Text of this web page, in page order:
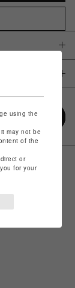
using the
may not be
of the
or
for your